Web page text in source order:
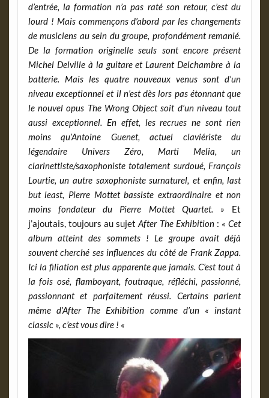
d’entrée, la formation n’a pas raté son retour, c’est du
lourd ! Mais commençons d’abord par les changements
de musiciens au sein du groupe, profondément remanié.
De la formation originelle seuls sont encore présent
Michel Delville à la guitare et Laurent Delchambre à la
batterie. Mais les quatre nouveaux venus sont d’un
niveau exceptionnel et il n’est dès lors pas étonnant que
le nouvel opus The Wrong Object soit d’un niveau tout
aussi exceptionnel. En effet, les recrues ne sont rien
moins qu’Antoine Guenet, actuel claviériste du
légendaire Univers Zéro, Marti Melia, un
clarinettiste/saxophoniste totalement surdoué, François
Lourtie, un autre saxophoniste surnaturel, et enfin, last
but least, Pierre Mottet bassiste extraordinaire et non
moins fondateur du Pierre Mottet Quartet. » Et
j’ajoutais, toujours au sujetAfter The Exhibition: « Cet
album atteint des sommets ! Le groupe avait déjà
souvent cherché ses influences du côté de Frank Zappa.
Ici la filiation est plus apparente que jamais. C’est tout à
la fois osé, flamboyant, foutraque, réfléchi, passionné,
passionnant et parfaitement réussi. Certains parlent
même d’After The Exhibition comme d’un « instant
classic », c’est vous dire ! «